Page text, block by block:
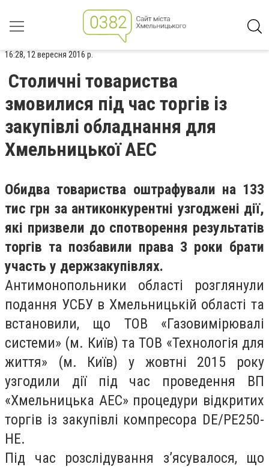
16:28, 12 вересня 2016 р.
Столичні товариства
змовилися під час торгів із
закупівлі обладнання для
Хмельницької АЕС
Обидва товариства оштрафували на 133
тис грн за антиконкурентні узгоджені дії,
які призвели до спотворення результатів
торгів та позбавили права 3 роки брати
участь у держзакупівлях.
Антимонопольники області розглянули
подання УСБУ в Хмельницькій області та
встановили, що ТОВ «Газовимірювалі
системи» (м. Київ) та ТОВ «Технологія для
життя» (м. Київ) у жовтні 2015 року
узгодили дії під час проведення ВП
«Хмельницька АЕС» процедури відкритих
торгів із закупівлі компресора DE/PE250-
HE.
Під час розслідування з’ясувалося, що